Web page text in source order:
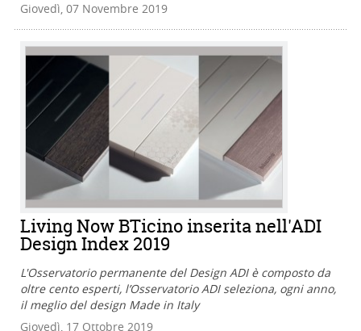
Giovedì, 07 Novembre 2019
Living Now BTicino inserita nell'ADI
Design Index 2019
L'Osservatorio permanente del Design ADI è composto da
oltre cento esperti, l’Osservatorio ADI seleziona, ogni anno,
il meglio del design Made in Italy
Giovedì, 17 Ottobre 2019